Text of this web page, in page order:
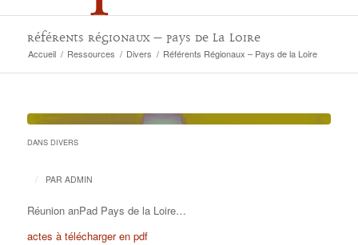
Référents Régionaux – Pays de la Loire
Accueil / Ressources / Divers / Référents Régionaux – Pays de la Loire
DANS DIVERS
/ PAR ADMIN
Réunion anPad Pays de la Loire…
actes à télécharger en pdf